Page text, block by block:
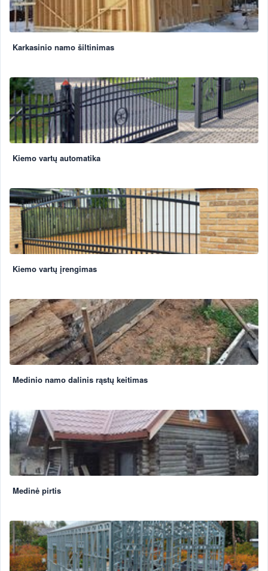
Karkasinio namo šiltinimas
Kiemo vartų automatika
Kiemo vartų įrengimas
Medinio namo dalinis rąstų keitimas
Medinė pirtis